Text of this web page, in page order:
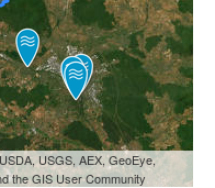
USGS, AEX, GeoEye,
the GIS User Community